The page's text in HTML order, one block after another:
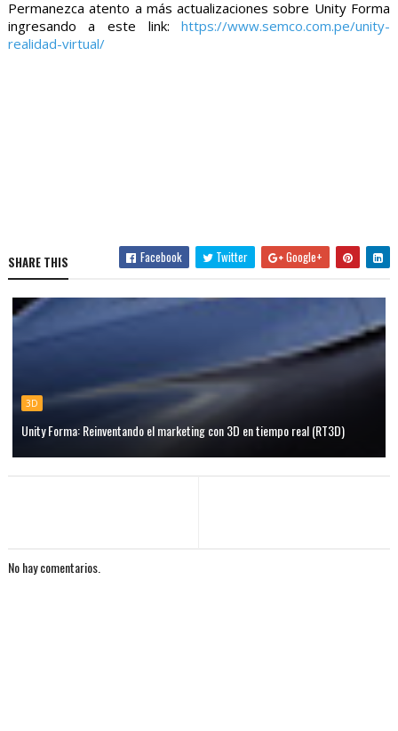
Permanezca atento a más actualizaciones sobre Unity Forma
ingresando a este link:https://www.semco.com.pe/unity-
realidad-virtual/
SHARE THIS Facebook Twitter Google+
3D
Unity Forma: Reinventando el marketing con 3D en tiempo real (RT3D)
No hay comentarios.